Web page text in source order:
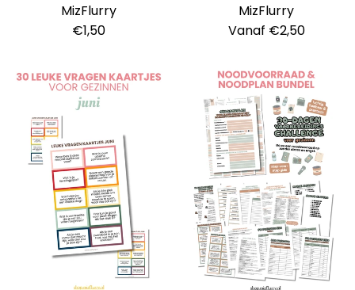
MizFlurry
Normale
€1,50
MizFlurry
Vanaf €2,50